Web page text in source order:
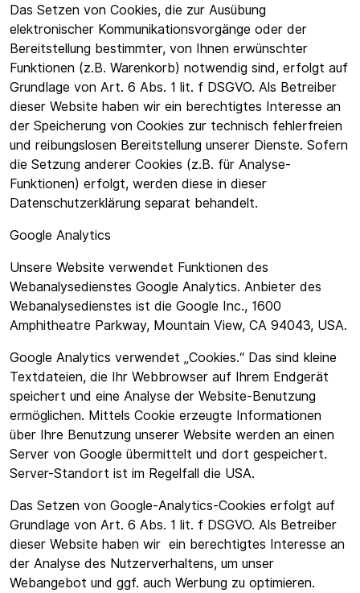
Das Setzen von Cookies, die zur Ausübung
elektronischer Kommunikationsvorgänge oder der
Bereitstellung bestimmter, von Ihnen erwünschter
Funktionen (z.B. Warenkorb) notwendig sind, erfolgt auf
Grundlage von Art. 6 Abs. 1 lit. f DSGVO. Als Betreiber
dieser Website haben wir ein berechtigtes Interesse an
der Speicherung von Cookies zur technisch fehlerfreien
und reibungslosen Bereitstellung unserer Dienste. Sofern
die Setzung anderer Cookies (z.B. für Analyse-
Funktionen) erfolgt, werden diese in dieser
Datenschutzerklärung separat behandelt.
Google Analytics
Unsere Website verwendet Funktionen des
Webanalysedienstes Google Analytics. Anbieter des
Webanalysedienstes ist die Google Inc., 1600
Amphitheatre Parkway, Mountain View, CA 94043, USA.
Google Analytics verwendet „Cookies.“ Das sind kleine
Textdateien, die Ihr Webbrowser auf Ihrem Endgerät
speichert und eine Analyse der Website-Benutzung
ermöglichen. Mittels Cookie erzeugte Informationen
über Ihre Benutzung unserer Website werden an einen
Server von Google übermittelt und dort gespeichert.
Server-Standort ist im Regelfall die USA.
Das Setzen von Google-Analytics-Cookies erfolgt auf
Grundlage von Art. 6 Abs. 1 lit. f DSGVO. Als Betreiber
dieser Website haben wir ein berechtigtes Interesse an
der Analyse des Nutzerverhaltens, um unser
Webangebot und ggf. auch Werbung zu optimieren.